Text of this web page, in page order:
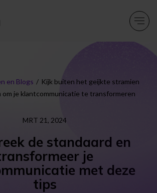
en Blogs / Kijk buiten het geijkte stramien
om je klantcommunicatie te transformeren
MRT 21, 2024
de standaard en
je
met deze
tips